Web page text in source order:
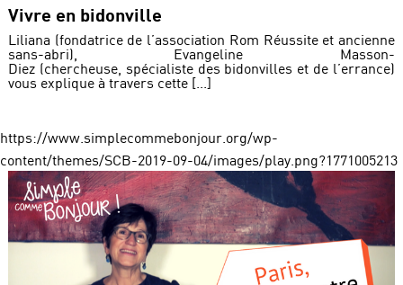
Vivre en bidonville
Liliana (fondatrice de l’association Rom Réussite et ancienne
sans-abri), Evangeline Masson-
Diez (chercheuse, spécialiste des bidonvilles et de l’errance)
vous explique à travers cette [...]
https://www.simplecommebonjour.org/wp-
content/themes/SCB-2019-09-04/images/play.png?1771005213